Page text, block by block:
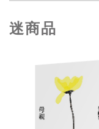
迷商品